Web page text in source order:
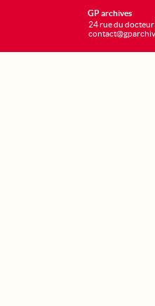
GP archives
24 rue du